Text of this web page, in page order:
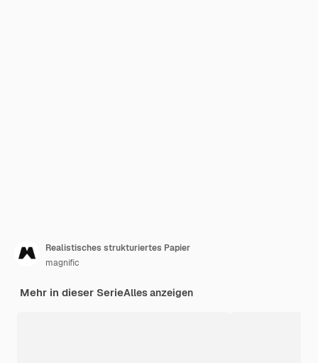
Realistisches strukturiertes Papier
magnific
Mehr in dieser SerieAlles anzeigen